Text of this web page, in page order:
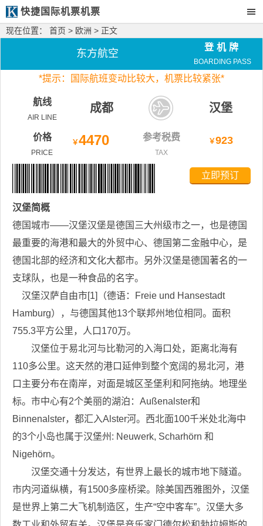
快捷国际机票机票
现在位置： 首页 > 欧洲 > 正文
东方航空
登机牌
BOARDING PASS
*提示：国际航班变动比较大， 机票比较紧张*
航线
AIR LINE
成都 汉堡
价格
PRICE
￥4470 参考税费
TAX
￥923
立即预订
汉堡简概
德国城市——汉堡汉堡是德国三大州级市之一，也是德国
最重要的海港和最大的外贸中心、德国第二金融中心，是
德国北部的经济和文化大都市。另外汉堡是德国著名的一
支球队，也是一种食品的名字。
汉堡汉萨自由市[1]（德语：Freie und Hansestadt
Hamburg），与德国其他13个联邦州地位相同。面积
755.3平方公里，人口170万。
汉堡位于易北河与比勒河的入海口处，距离北海有
110多公里。这天然的港口延伸到整个宽阔的易北河，港
口主要分布在南岸，对面是城区圣堡利和阿拖纳。地理坐
标。市中心有2个美丽的湖泊：Außenalster和
Binnenalster，都汇入Alster河。西北面100千米处北海中
的3个小岛也属于汉堡州: Neuwerk, Scharhörn 和
Nigehörn。
汉堡交通十分发达，有世界上最长的城市地下隧道。
市内河道纵横，有1500多座桥梁。除美国西雅图外，汉堡
是世界上第二大飞机制造区，生产“空中客车”。汉堡大多